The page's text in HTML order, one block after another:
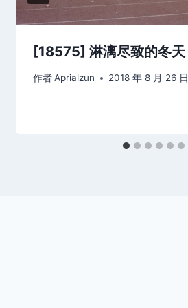
[18575] 淋漓尽致的冬天
作者Aprialzun 2018 年 8 月 26 日